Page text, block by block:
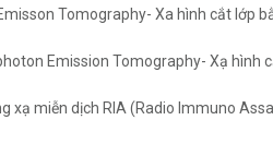
Tomography- Xa hình cắt lớp
Emission Tomography- Xạ hình
xạ miễn dịch RIA (Radio Immuno